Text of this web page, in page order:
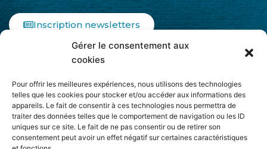
Gérer le consentement aux
cookies
Pour offrir les meilleures expériences, nous utilisons des technologies
telles que les cookies pour stocker et/ou accéder aux informations des
appareils. Le fait de consentir à ces technologies nous permettra de
traiter des données telles que le comportement de navigation ou les ID
uniques sur ce site. Le fait de ne pas consentir ou de retirer son
consentement peut avoir un effet négatif sur certaines caractéristiques
Inscription newsletters
e
b
o
o
k
t
a
g
r
a
L
i
k
e
d
i
n